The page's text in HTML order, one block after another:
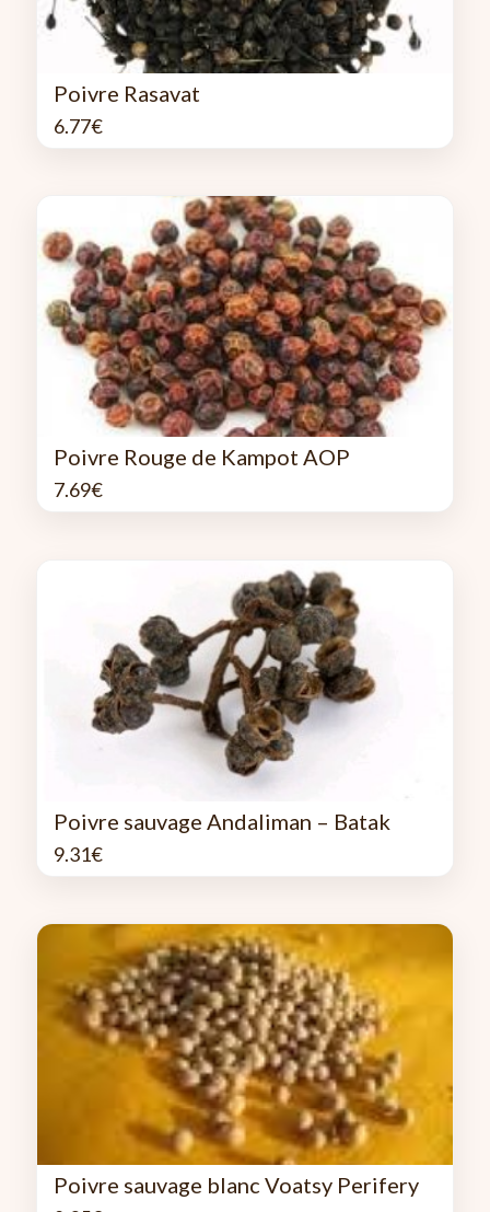
Poivre Rasavat
6.77€
Poivre Rouge de Kampot AOP
7.69€
Poivre sauvage Andaliman – Batak
9.31€
Poivre sauvage blanc Voatsy Perifery